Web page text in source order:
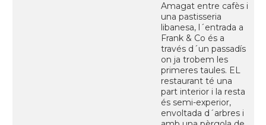
Amagat entre cafès i
una pastisseria
libanesa, l´entrada a
Frank & Co és a
través d´un passadís
on ja trobem les
primeres taules. EL
restaurant té una
part interior i la resta
és semi-experior,
envoltada d´arbres i